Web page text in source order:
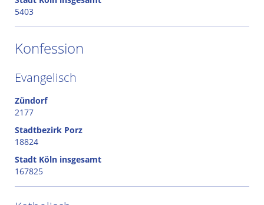
5403
Konfession
Evangelisch
Zündorf
2177
Stadtbezirk Porz
18824
Stadt Köln insgesamt
167825